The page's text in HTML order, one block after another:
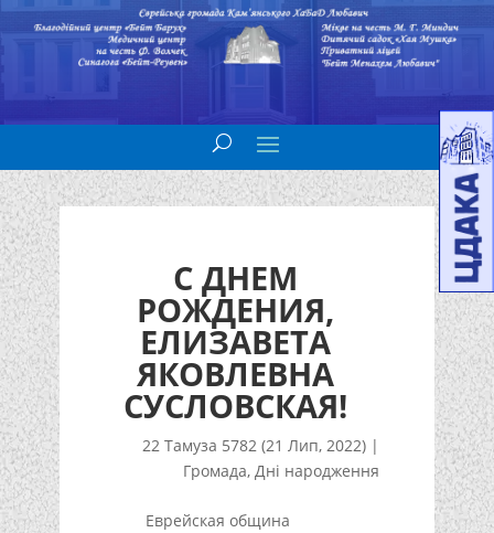
С ДНЕМ
РОЖДЕНИЯ,
ЕЛИЗАВЕТА
ЯКОВЛЕВНА
СУСЛОВСКАЯ!
22 Тамуза 5782 (21 Лип, 2022) |
Громада,Дні народження
Еврейская община